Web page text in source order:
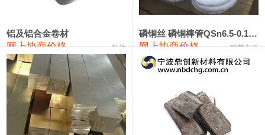
18,900—19,100 19,000 100
1#电解锰(99.7%袋装) 18,000—18,200 18,100 100
1#铬 60,000—82,000
553#硅 9,300—9,500
441#硅 9,600—9,800 9,700
3303#硅 10,300—10,500 10,400
铝及铝合金卷材
网上协商价格 弘达
磷铜丝 磷铜棒管QSn6.5-0.1 7-0.2 8-0.3
网上协商价格 联荣有色